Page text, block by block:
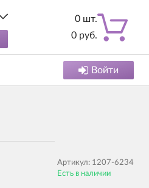
0 шт.
0 руб.
Войти
Артикул: 1207-6234
Есть в наличии